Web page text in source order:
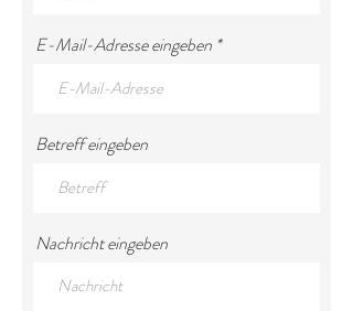
E-Mail-Adresse eingeben
Betreff eingeben
Nachricht eingeben